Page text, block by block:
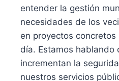
entender la gestión
necesidades de los
en proyectos
día. Estamos hablando
incrementan la
nuestros servicios